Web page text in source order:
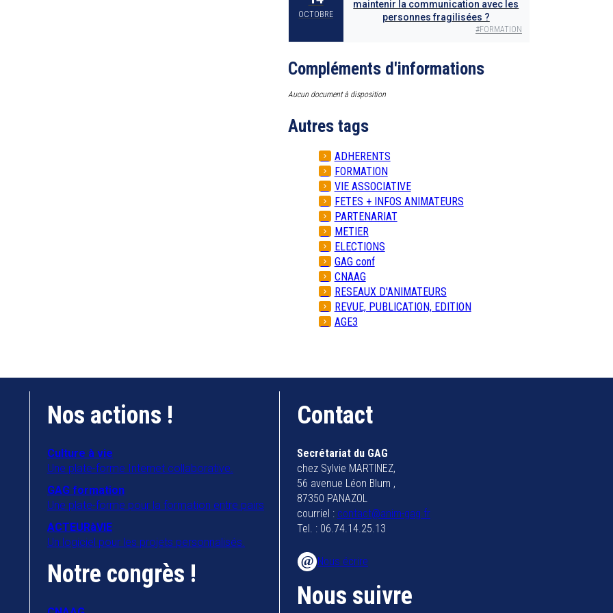
OCTOBRE
maintenir la communication avec les
personnes fragilisées ?
#FORMATION
Compléments d'informations
Aucun document à disposition
Autres tags
ADHERENTS
FORMATION
VIE ASSOCIATIVE
FETES + INFOS ANIMATEURS
PARTENARIAT
METIER
ELECTIONS
GAG conf
CNAAG
RESEAUX D'ANIMATEURS
REVUE, PUBLICATION, EDITION
AGE3
Nos actions !
Culture à vie
Une plate-forme Internet collaborative.
GAG formation
Une plate-forme pour la formation entre pairs
ACTEURàVIE
Un logiciel pour les projets personnalisés.
Notre congrès !
Contact
Secrétariat du GAG
chez Sylvie MARTINEZ,
56 avenue Léon Blum ,
87350 PANAZOL
courriel : contact@anim-gag.fr
Tel. : 06.74.14.25.13
Nous écrire
Nous suivre